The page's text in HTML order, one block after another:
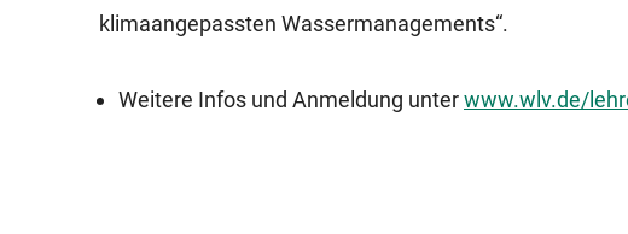
klimaangepassten Wassermanagements“.
Weitere Infos und Anmeldung unterwww.wlv.de/